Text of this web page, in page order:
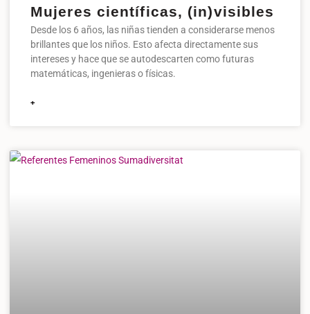
Mujeres científicas, (in)visibles
Desde los 6 años, las niñas tienden a considerarse menos
brillantes que los niños. Esto afecta directamente sus
intereses y hace que se autodescarten como futuras
matemáticas, ingenieras o físicas.
+